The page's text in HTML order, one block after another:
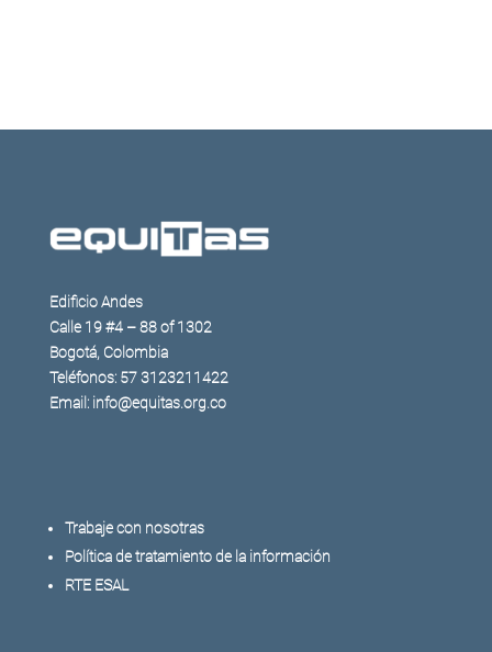
Edificio Andes
Calle 19 #4 – 88 of 1302
Bogotá, Colombia
Teléfonos: 57 3123211422
Email: info@equitas.org.co
Trabaje con nosotras
Política de tratamiento de la información
RTE ESAL